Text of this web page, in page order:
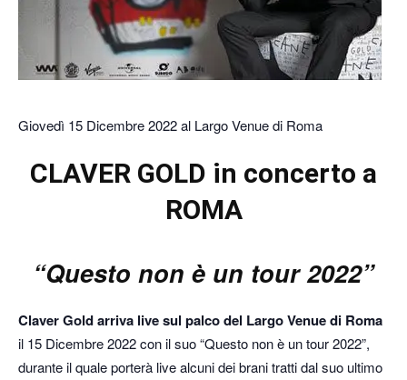
Giovedì 15 Dicembre 2022 al Largo Venue di Roma
CLAVER GOLD in concerto a
ROMA
“Questo non è un tour 2022”
Claver Gold arriva live sul palco del Largo Venue di Roma
il 15 Dicembre 2022 con il suo “Questo non è un tour 2022”,
durante il quale porterà live alcuni dei brani tratti dal suo ultimo